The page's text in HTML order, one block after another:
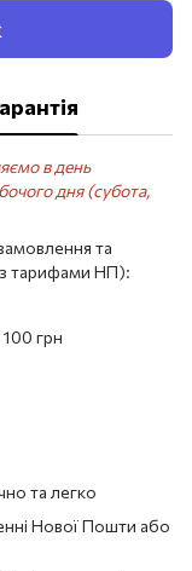
в день
дня (субота,
та
тарифами НП):
грн
та легко
Нової Пошти або